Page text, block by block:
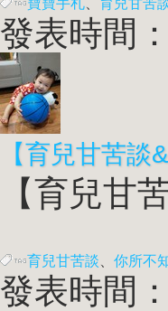
寶寶手札 育兒甘苦
發表時間
【育兒甘苦
【育兒甘
育兒甘苦談 你所不
發表時間